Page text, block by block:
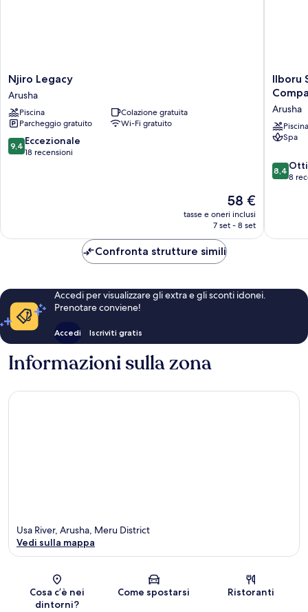
disabili
Njiro
Legacy
Arusha
Njiro Legacy
Arusha
Piscina
Colazione gratuita
Parcheggio gratuito
Wi-Fi gratuito
9.4
su
9,4 Eccezionale
18 recensioni
Il
prezzo
attuale
58 €
tasse e oneri inclusi
7 set - 8 set
Ilboru
Safari
Lodge
-
The
Platinum
Limited
Ilboru
Arusha
Piscina
Spa
8.4
su
8,4
8
Confronta strutture simili
Accedi per visualizzare gli extra e gli sconti idonei.
Prenotare conviene!
Accedi Iscriviti gratis
Informazioni sulla zona
Mappa
Usa River, Arusha, Meru District
Vedi sulla mappa
Cosa c’è nei
dintorni?
Come spostarsi Ristoranti